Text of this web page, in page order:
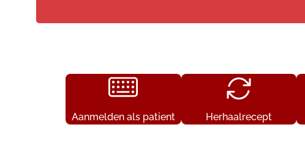
Aanmelden als patient Herhaalrecept